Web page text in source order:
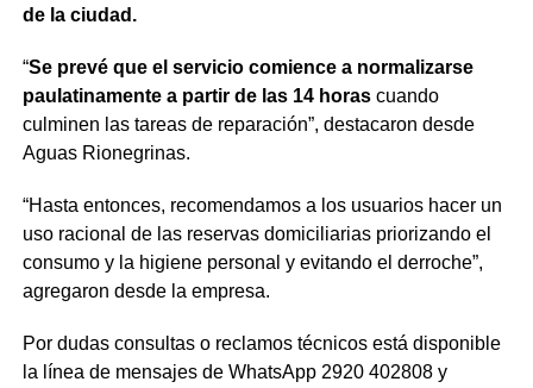
de la ciudad.
“Se prevé que el servicio comience a normalizarse
paulatinamente a partir de las 14 horascuando
culminen las tareas de reparación”, destacaron desde
Aguas Rionegrinas.
“Hasta entonces, recomendamos a los usuarios hacer un
uso racional de las reservas domiciliarias priorizando el
consumo y la higiene personal y evitando el derroche”,
agregaron desde la empresa.
Por dudas consultas o reclamos técnicos está disponible
la línea de mensajes de WhatsApp 2920 402808 y